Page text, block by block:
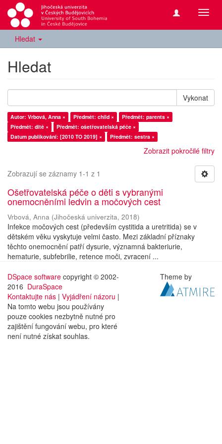
Hledat
Hledat
Vykonat
Autor: Vrbová, Anna × Předmět: child ×
Předmět: parents ×
Předmět: dítě ×
Předmět: ošetřovatelská péče ×
Datum publikování: [2010 TO 2019] ×
Předmět: sestra ×
Zobrazit pokročilé filtry
Zobrazují se záznamy 1-1 z 1
Ošetřovatelská péče o děti s vybranými
onemocněními ledvin a močových cest
Vrbová, Anna (Jihočeská univerzita, 2018)
Infekce močových cest (především cystitida a uretritida) se v
dětském věku vyskytuje velmi často. Mezi základní příznaky
těchto onemocnění patří dysurie, významná bakteriurie,
hematurie, subfebrilie, retence moči, zvracení ...
DSpace software copyright © 2002-
2016 DuraSpace
Kontaktujte nás | Vyjádření názoru |
Na tomto webu jsou používány
pouze cookies nezbytně nutné pro
zajištění fungování webu, pro které
není nutné získat souhlas.
Theme by